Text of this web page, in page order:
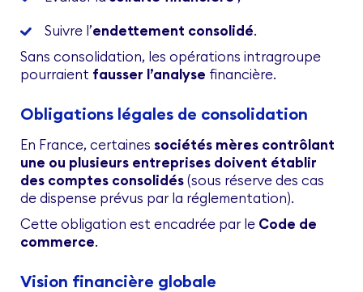
Suivre l’endettement consolidé.
Sans consolidation, les opérations intragroupe
pourraient fausser l’analyse financière.
Obligations légales de consolidation
En France, certaines sociétés mères contrôlant
une ou plusieurs entreprises doivent établir
des comptes consolidés(sous réserve des cas
de dispense prévus par la réglementation).
Cette obligation est encadrée par le Code de
commerce.
Vision financière globale